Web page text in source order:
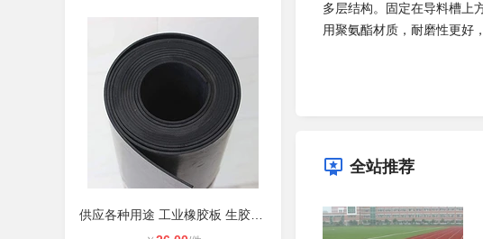
多层结构。固定在导料槽上
用聚氨酯材质，耐磨性更好
全站推荐